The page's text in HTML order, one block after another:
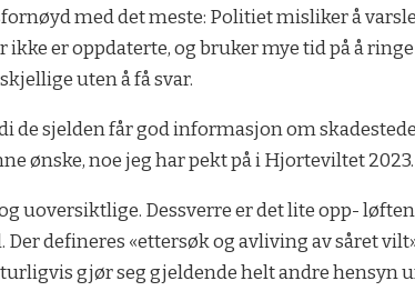
med det meste: Politiet misliker å
er oppdaterte, og bruker mye tid på å
uten å få svar.
de sjelden får god informasjon om
ønske, noe jeg har pekt på i Hjorteviltet 2023.
uoversiktlige. Dessverre er det lite opp-
defineres «ettersøk og avliving av såret
gjør seg gjeldende helt andre hensyn